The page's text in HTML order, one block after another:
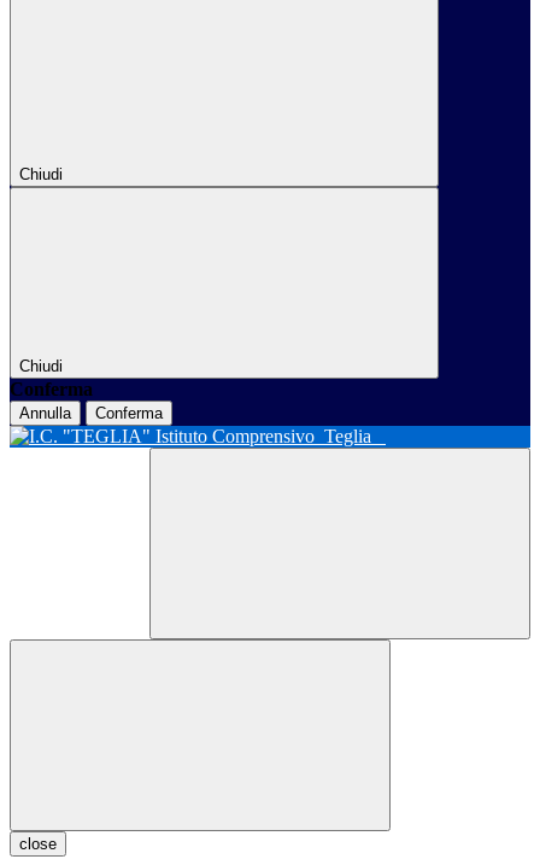
Chiudi
Chiudi
Conferma
Annulla Conferma
Istituto Comprensivo Teglia
close